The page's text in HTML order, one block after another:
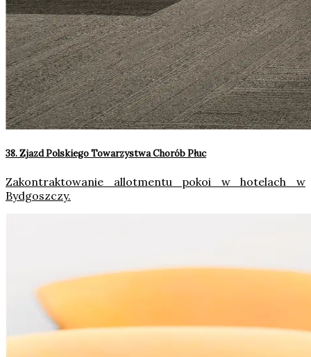
38. Zjazd Polskiego Towarzystwa Chorób Płuc
Zakontraktowanie allotmentu pokoi w hotelach w
Bydgoszczy.